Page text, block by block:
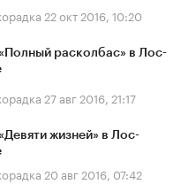
22 окт 2016, 10:20
расколбас» в Лос-
27 авг 2016, 21:17
жизней» в Лос-
20 авг 2016, 07:42